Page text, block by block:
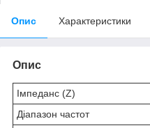
Опис Характеристики
Опис
Імпеданс (Z)
Діапазон частот